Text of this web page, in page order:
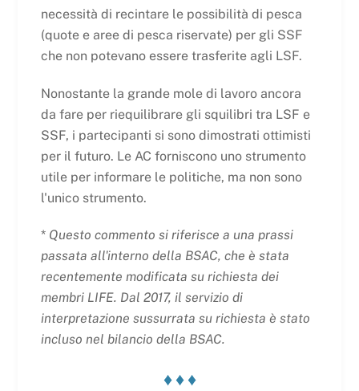
necessità di recintare le possibilità di pesca
(quote e aree di pesca riservate) per gli SSF
che non potevano essere trasferite agli LSF.
Nonostante la grande mole di lavoro ancora
da fare per riequilibrare gli squilibri tra LSF e
SSF, i partecipanti si sono dimostrati ottimisti
per il futuro. Le AC forniscono uno strumento
utile per informare le politiche, ma non sono
l'unico strumento.
*Questo commento si riferisce a una prassi
passata all'interno della BSAC, che è stata
recentemente modificata su richiesta dei
membri LIFE. Dal 2017, il servizio di
interpretazione sussurrata su richiesta è stato
incluso nel bilancio della BSAC.
♦ ♦ ♦